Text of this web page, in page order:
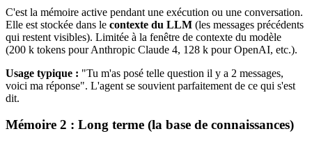
C'est la mémoire active pendant une exécution ou une conversation.
Elle est stockée dans le contexte du LLM (les messages précédents
qui restent visibles). Limitée à la fenêtre de contexte du modèle
(200 k tokens pourAnthropic Claude 4, 128 k pourOpenAI, etc.).
Usage typique : "Tu m'as posé telle question il y a 2 messages,
voici ma réponse". L'agent se souvient parfaitement de ce qui s'est
dit.
Mémoire 2 : Long terme (la base de connaissances)